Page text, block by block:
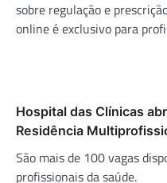
sobre regulação e
online é exclusivo para
Hospital das Clínicas
Residência
São mais de 100 vagas
profissionais da saúde.